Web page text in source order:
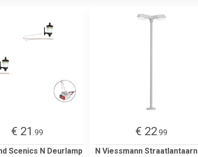
€ 21 .99
Scenics N Deurlamp
€ 22.99
N Viessmann Straatlantaarn